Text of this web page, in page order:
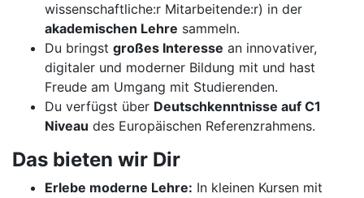
wissenschaftliche:r Mitarbeitende:r) in der
akademischen Lehre sammeln.
Du bringst großes Interesse an innovativer,
digitaler und moderner Bildung mit und hast
Freude am Umgang mit Studierenden.
Du verfügst über Deutschkenntnisse auf C1
Niveau des Europäischen Referenzrahmens.
Das bieten wir Dir
Erlebe moderne Lehre: In kleinen Kursen mit